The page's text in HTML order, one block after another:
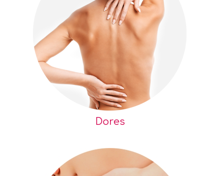
Dores